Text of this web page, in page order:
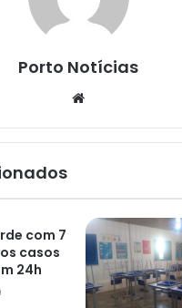
Porto Notícias
com 7
casos
24h